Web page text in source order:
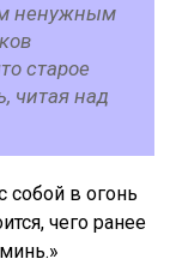
ненужным
старое
читая над
собой в огонь
чего ранее